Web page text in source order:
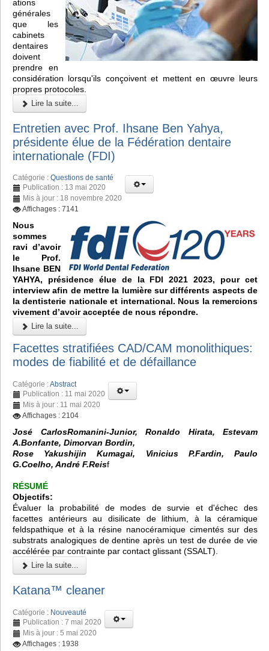
ations
générales
que les
cabinets
dentaires
doivent
prendre en
considération lorsqu'ils conçoivent et mettent en œuvre leurs
propres protocoles.
Lire la suite...
Entretien avec Prof. Ihsane Ben Yahya,
présidente élue de la Fédération dentaire
internationale (FDI)
Catégorie : Questions de santé
Publication : 13 mai 2020
Mis à jour : 18 novembre 2020
Affichages : 7141
Nous
sommes
ravi d’avoir
le Prof.
Ihsane BEN
YAHYA, présidence élue de la FDI 2021 2023, pour cet
interview afin de mettre la lumière sur différents aspects de
la dentisterie nationale et international. Nous la remercions
vivement d’avoir acceptée de nous répondre.
Lire la suite...
Facettes stratifiées CAD/CAM monolithiques:
modes de fiabilité et de défaillance
Catégorie :Abstract
Publication : 11 mai 2020
Mis à jour : 11 mai 2020
Affichages : 2104
José CarlosRomanini-Junior, Ronaldo Hirata, Estevam
A.Bonfante, Dimorvan Bordin,
Rose Yakushijin Kumagai, Vinicius P.Fardin, Paulo
G.Coelho, André F.Reisf
RÉSUMÉ
Objectifs:
Évaluer la probabilité de modes de survie et d'échec des
facettes antérieurs au disilicate de lithium, à la céramique
feldspathique et à la résine nanocéramique cimentés sur des
substrats analogiques de dentine après un test de durée de vie
accélérée par contrainte par contact glissant (SSALT).
Lire la suite...
Katana™ cleaner
Catégorie : Nouveauté
Publication : 7 mai 2020
Mis à jour : 5 mai 2020
Affichages : 1938